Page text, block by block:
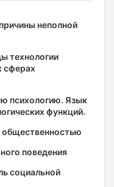
неполной
технологии
сферах
психологию. Язык
функций.
общественностью
поведения
социальной